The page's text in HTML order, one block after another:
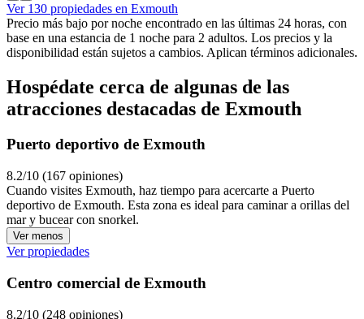
Ver 130 propiedades en Exmouth
Precio más bajo por noche encontrado en las últimas 24 horas, con
base en una estancia de 1 noche para 2 adultos. Los precios y la
disponibilidad están sujetos a cambios. Aplican términos adicionales.
Hospédate cerca de algunas de las
atracciones destacadas de Exmouth
Puerto deportivo de Exmouth
8.2/10 (167 opiniones)
Cuando visites Exmouth, haz tiempo para acercarte a Puerto
deportivo de Exmouth. Esta zona es ideal para caminar a orillas del
mar y bucear con snorkel.
Ver menos
Ver propiedades
Centro comercial de Exmouth
8.2/10 (248 opiniones)